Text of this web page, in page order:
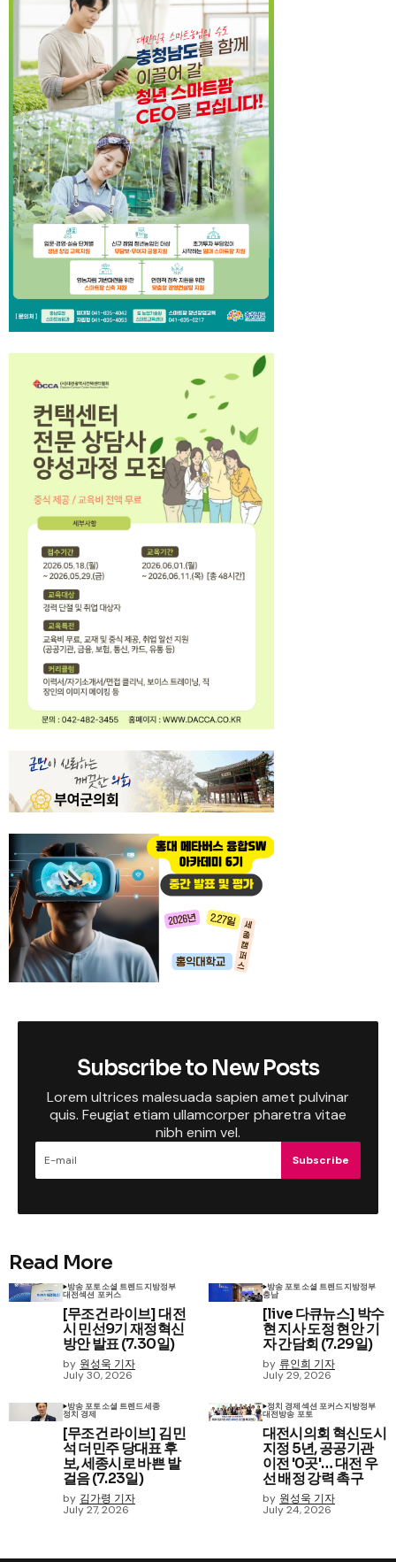
Subscribe to New Posts
Lorem ultrices malesuada sapien amet pulvinar
quis. Feugiat etiam ullamcorper pharetra vitae
nibh enim vel.
Subscribe
Read More
방송 포토소셜 트렌드지방정부
대전섹션 포커스
[무조건 라이브] 대전
시 민선9기 재정혁신
방안 발표 (7.30일)
by 원성욱 기자
July 30, 2026
방송 포토소셜 트렌드지방정부
충남
[live 다큐뉴스] 박수
현 지사 도정 현안 기
자 간담회 (7.29일)
by 류인희 기자
July 29, 2026
방송 포토소셜 트렌드세종
정치 경제
[무조건 라이브] 김민
석 더민주 당대표 후
보, 세종시로 바쁜 발
걸음 (7.23일)
by 김가령 기자
July 27, 2026
정치 경제 섹션 포커스지방정부
대전방송 포토
대전시의회 혁신도시
지정 5년, 공공기관
이전 '0곳'… 대전 우
선 배정 강력 촉구
by 원성욱 기자
July 24, 2026